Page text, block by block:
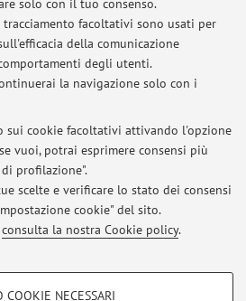
solo con il tuo consenso.
facoltativi sono usati per
della comunicazione
degli utenti.
la navigazione solo con i
sui cookie facoltativi attivando l'opzione
vuoi, potrai esprimere consensi più
profilazione".
scelte e verificare lo stato dei consensi
cookie" del sito.
consulta la nostra Cookie policy.
- FACOLTATIVI
COOKIE NECESSARI
CDKL5. L’approccio
validazione e allo sviluppo di
nell’uomo, pertanto il
la strada a futuri trials clinici.
Ultimi avvisi
non sono presenti avvisi.